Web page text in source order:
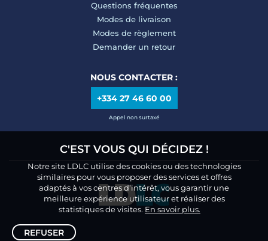
Questions fréquentes
Modes de livraison
Modes de règlement
Demander un retour
NOUS CONTACTER :
+334 27 46 60 00
Appel non surtaxé
C'EST VOUS QUI DÉCIDEZ !
Notre site LDLC utilise des cookies ou des technologies
similaires pour vous proposer des services et offres
adaptés à vos centres d’intérêt, vous garantir une
meilleure expérience utilisateur et réaliser des
statistiques de visites. En savoir plus.
REFUSER